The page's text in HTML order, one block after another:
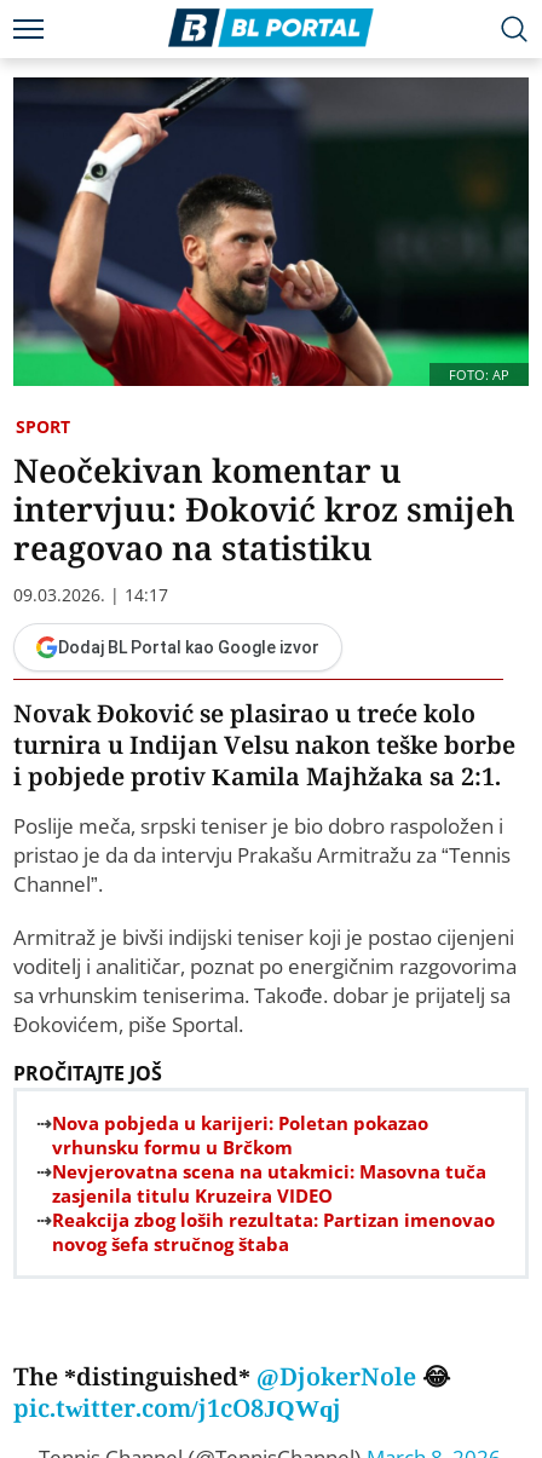
FOTO: AP
SPORT
Neočekivan komentar u
intervjuu: Đoković kroz smijeh
reagovao na statistiku
09.03.2026. | 14:17
Dodaj BL Portal kao Google izvor
Novak Đoković se plasirao u treće kolo
turnira u Indijan Velsu nakon teške borbe
i pobjede protiv Kamila Majhžaka sa 2:1.
Poslije meča, srpski teniser je bio dobro raspoložen i
pristao je da da intervju Prakašu Armitražu za “Tennis
Channel”.
Armitraž je bivši indijski teniser koji je postao cijenjeni
voditelj i analitičar, poznat po energičnim razgovorima
sa vrhunskim teniserima. Takođe. dobar je prijatelj sa
Đokovićem, piše Sportal.
PROČITAJTE JOŠ
Nova pobjeda u karijeri: Poletan pokazao
vrhunsku formu u Brčkom
Nevjerovatna scena na utakmici: Masovna tuča
zasjenila titulu Kruzeira VIDEO
Reakcija zbog loših rezultata: Partizan imenovao
novog šefa stručnog štaba
The *distinguished* @DjokerNole 😂
pic.twitter.com/j1cO8JQWqj